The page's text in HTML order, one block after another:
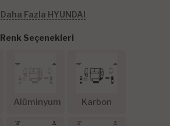
Daha Fazla HYUNDAI
Renk Seçenekleri
Alüminyum Karbon